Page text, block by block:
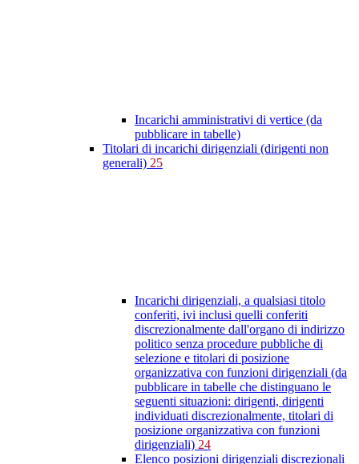
Incarichi amministrativi di vertice (da
pubblicare in tabelle)
Titolari di incarichi dirigenziali (dirigenti non
generali) 25
Incarichi dirigenziali, a qualsiasi titolo
conferiti, ivi inclusi quelli conferiti
discrezionalmente dall'organo di indirizzo
politico senza procedure pubbliche di
selezione e titolari di posizione
organizzativa con funzioni dirigenziali (da
pubblicare in tabelle che distinguano le
seguenti situazioni: dirigenti, dirigenti
individuati discrezionalmente, titolari di
posizione organizzativa con funzioni
dirigenziali) 24
Elenco posizioni dirigenziali discrezionali